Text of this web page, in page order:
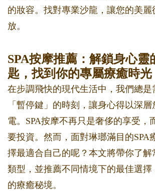
的妝容。找對專業沙龍，讓您的美麗
放。
SPA按摩推薦：解鎖身心靈
匙，找到你的專屬療癒時光
在步調飛快的現代生活中，我們總是
「暫停鍵」的時刻，讓身心得以深
電。SPA按摩不再只是奢侈的享受，
要投資。然而，面對琳瑯滿目的SPA
擇最適合自己的呢？本文將帶你了解
類型，並推薦不同情境下的最佳選擇
的療癒秘境。